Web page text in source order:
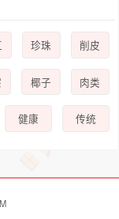
珍珠 削皮
椰子 肉类
健康 传统